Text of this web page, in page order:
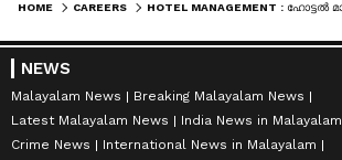
HOME CAREERS
NEWS
Malayalam News
Breaking Malayalam News
Latest Malayalam News
India News in Malayalam
Crime News
International News in Malayalam